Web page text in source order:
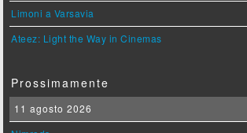
Limoni a Varsavia
Ateez: Light the Way in Cinemas
Prossimamente
11 agosto 2026